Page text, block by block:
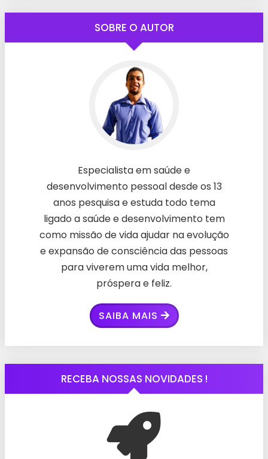
SOBRE O AUTOR
Especialista em saúde e
desenvolvimento pessoal desde os 13
anos pesquisa e estuda todo tema
ligado a saúde e desenvolvimento tem
como missão de vida ajudar na evolução
e expansão de consciência das pessoas
para viverem uma vida melhor,
próspera e feliz.
SAIBA MAIS
RECEBA NOSSAS NOVIDADES !